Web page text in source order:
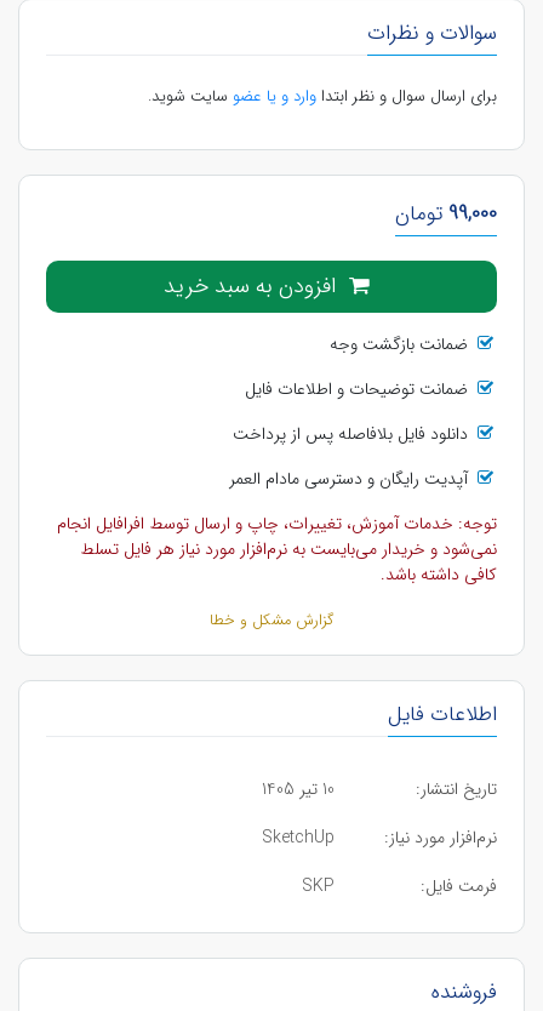
سوالات و نظرات
برای ارسال سوال و نظر ابتداوارد و یا عضو سایت شوید.
99,000 تومان
افزودن به سبد خرید
ضمانت بازگشت وجه
ضمانت توضیحات و اطلاعات فایل
دانلود فایل بلافاصله پس از پرداخت
آپدیت رایگان و دسترسی مادام العمر
توجه: خدمات آموزش، تغییرات، چاپ و ارسال توسط افرافایل انجام
نمی‌شود و خریدار می‌بایست به نرم‌افزار مورد نیاز هر فایل تسلط
کافی داشته باشد.
گزارش مشکل و خطا
اطلاعات فایل
تاریخ انتشار:
10 تیر 1405
نرم‌افزار مورد نیاز:
SketchUp
فرمت فایل:
SKP
فروشنده